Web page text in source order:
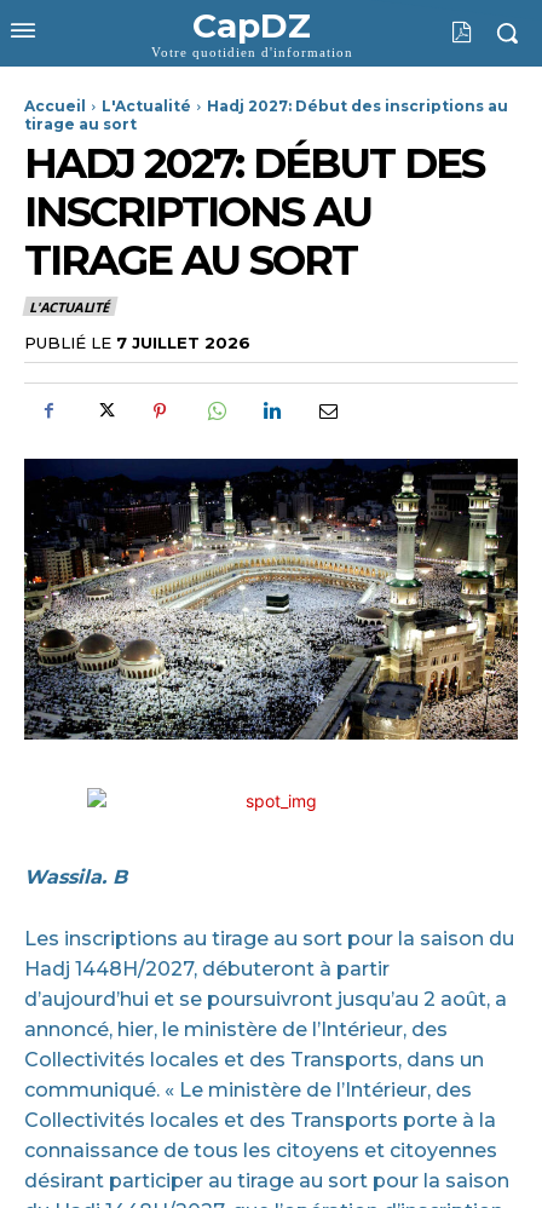
CapDZ
Votre quotidien d'information
Accueil L'Actualité
Hadj 2027: Début des inscriptions au
tirage au sort
HADJ 2027: DÉBUT DES
INSCRIPTIONS AU
TIRAGE AU SORT
L'ACTUALITÉ
PUBLIÉ LE 7 JUILLET 2026
Wassila. B
Les inscriptions au tirage au sort pour la saison du
Hadj 1448H/2027, débuteront à partir
d’aujourd’hui et se poursuivront jusqu’au 2 août, a
annoncé, hier, le ministère de l’Intérieur, des
Collectivités locales et des Transports, dans un
communiqué. « Le ministère de l’Intérieur, des
Collectivités locales et des Transports porte à la
connaissance de tous les citoyens et citoyennes
désirant participer au tirage au sort pour la saison